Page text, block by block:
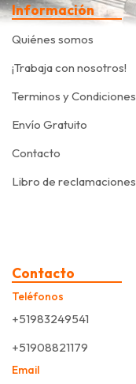
Información
Quiénes somos
¡Trabaja con nosotros!
Terminos y Condiciones
Envío Gratuito
Contacto
Libro de reclamaciones
Contacto
Teléfonos
+51983249541
+51908821179
Email